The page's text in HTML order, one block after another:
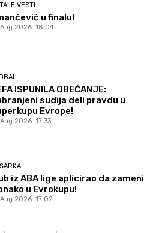
VESTI
u finalu!
2026. 18:04
ISPUNILA OBEĆANJE:
sudija deli pravdu u
Evrope!
2026. 17:33
iz ABA lige aplicirao da zameni
u Evrokupu!
2026. 17:02